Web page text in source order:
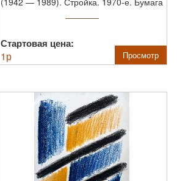
Стартовая цена:
1р Просмотр